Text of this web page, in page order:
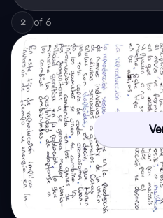
2 of 6